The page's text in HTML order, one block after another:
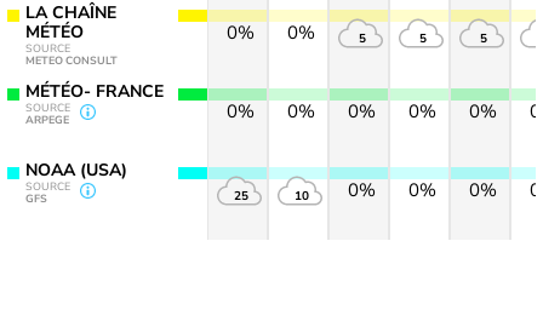
LA CHAÎNE
MÉTÉO
SOURCE
METEO CONSULT
MÉTÉO- FRANCE
SOURCE
ARPEGE
NOAA (USA)
SOURCE
GFS
0%
0%
25
0%
0%
10
5
0%
0%
5
0%
0%
5
0%
0%